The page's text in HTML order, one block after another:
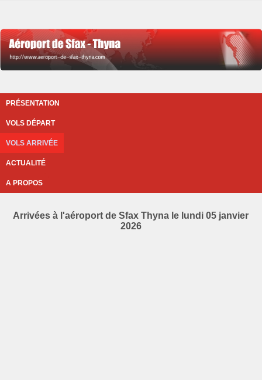
PRÉSENTATION
VOLS DÉPART
VOLS ARRIVÉE
ACTUALITÉ
A PROPOS
Arrivées à l'aéroport de Sfax Thyna le lundi 05 janvier
2026